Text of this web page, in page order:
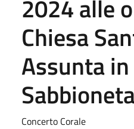
2024 alle
Chiesa
Assunta in
Concerto Corale